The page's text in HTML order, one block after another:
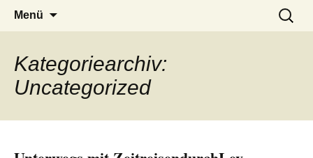
Menü
Suchen
nach:
Kategoriearchiv:
Uncategorized